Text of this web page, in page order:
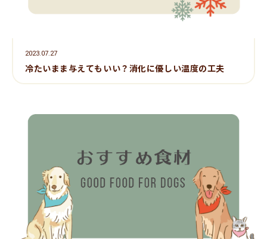
2023.07.27
冷たいまま与えてもいい？消化に優しい温度の工夫